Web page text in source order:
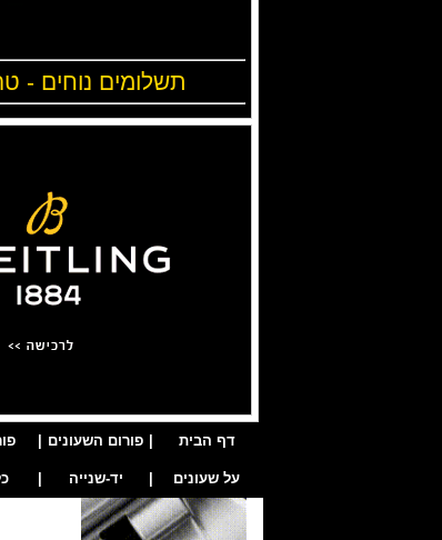
תשלומים נוחים -
דף הבית פורום השעונים
על שעונים יד-שנייה